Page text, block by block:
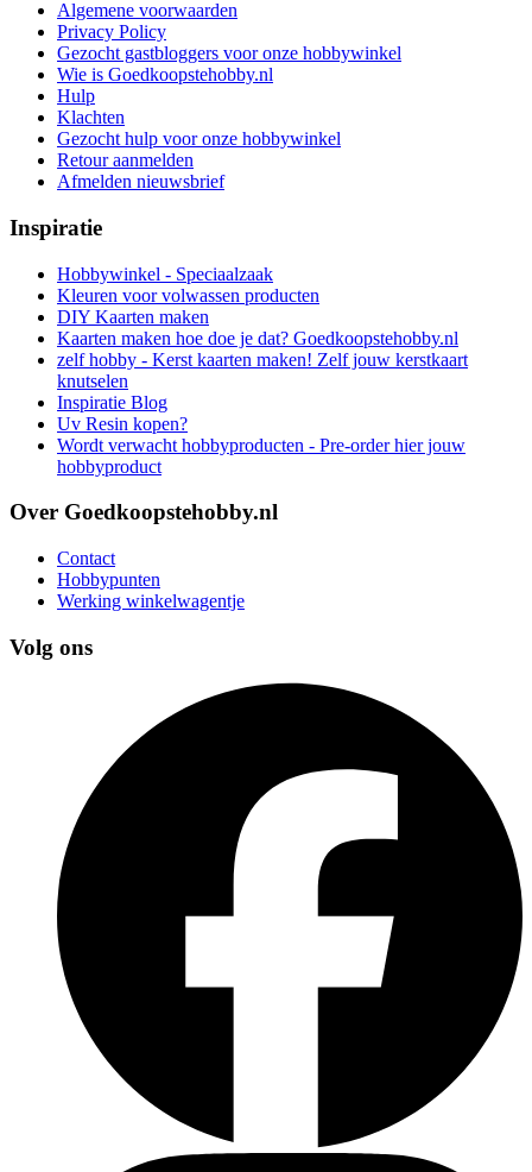
Algemene voorwaarden
Privacy Policy
Gezocht gastbloggers voor onze hobbywinkel
Wie is Goedkoopstehobby.nl
Hulp
Klachten
Gezocht hulp voor onze hobbywinkel
Retour aanmelden
Afmelden nieuwsbrief
Inspiratie
Hobbywinkel - Speciaalzaak
Kleuren voor volwassen producten
DIY Kaarten maken
Kaarten maken hoe doe je dat? Goedkoopstehobby.nl
zelf hobby - Kerst kaarten maken! Zelf jouw kerstkaart
knutselen
Inspiratie Blog
Uv Resin kopen?
Wordt verwacht hobbyproducten - Pre-order hier jouw
hobbyproduct
Over Goedkoopstehobby.nl
Contact
Hobbypunten
Werking winkelwagentje
Volg ons